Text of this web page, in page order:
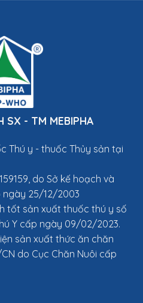
SX - TM MEBIPHA
Thú y - thuốc Thủy sản tại
do Sở kế hoạch và
ngày 25/12/2003
tốt sản xuất thuốc thú y số
Y cấp ngày 09/02/2023.
sản xuất thức ăn chăn
do Cục Chăn Nuôi cấp